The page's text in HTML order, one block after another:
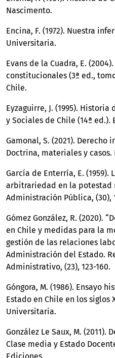
Nascimento.
Encina, F. (1972). Nuestra
Universitaria.
Evans de la Cuadra, E.
constitucionales (3ª ed.,
Chile.
Eyzaguirre, J. (1995).
y Sociales de Chile (14ª
Gamonal, S. (2021).
Doctrina, materiales y casos.
García de Enterría, E.
arbitrariedad en la potestad
Administración Pública, (30),
Gómez González, R. (2020).
en Chile y medidas para la
gestión de las relaciones
Administración del Estado.
Administrativo, (23), 123-160.
Góngora, M. (1986). Ensayo
Estado en Chile en los siglos
Universitaria.
González Le Saux, M. (2011).
Clase media y Estado